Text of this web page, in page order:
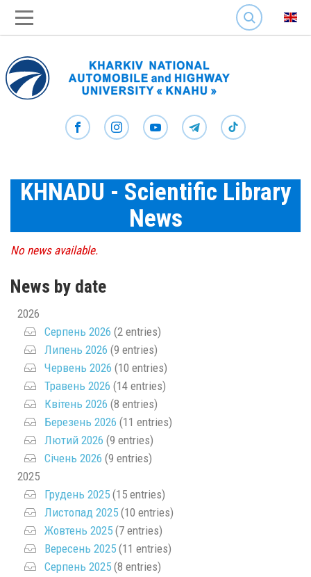
SEARCH
KHNADU - Scientific Library
News
No news available.
News by date
2026
Серпень 2026 (2 entries)
Липень 2026 (9 entries)
Червень 2026 (10 entries)
Травень 2026 (14 entries)
Квітень 2026 (8 entries)
Березень 2026 (11 entries)
Лютий 2026 (9 entries)
Січень 2026 (9 entries)
2025
Грудень 2025 (15 entries)
Листопад 2025 (10 entries)
Жовтень 2025 (7 entries)
Вересень 2025 (11 entries)
Серпень 2025 (8 entries)